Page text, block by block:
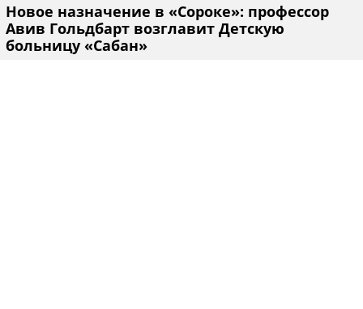
Новое назначение в «Сороке»: профессор
Авив Гольдбарт возглавит Детскую
больницу «Сабан»